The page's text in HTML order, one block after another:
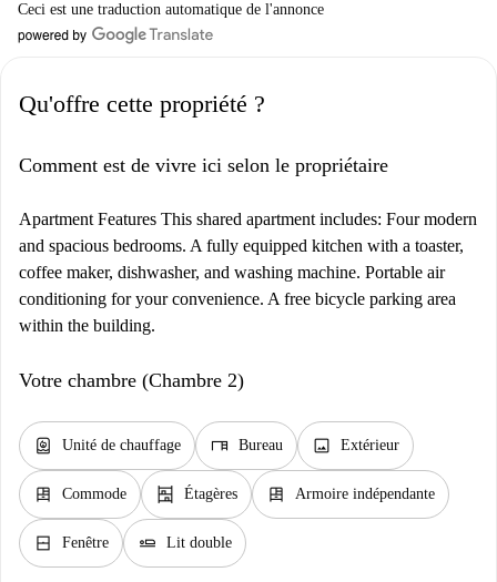
Ceci est une traduction automatique de l'annonce
Qu'offre cette propriété ?
Comment est de vivre ici selon le propriétaire
Apartment Features This shared apartment includes: Four modern
and spacious bedrooms. A fully equipped kitchen with a toaster,
coffee maker, dishwasher, and washing machine. Portable air
conditioning for your convenience. A free bicycle parking area
within the building.
Votre chambre (Chambre 2)
water_heater Unité de chauffage desk Bureau image Extérieur
dresser Commode shelves Étagères dresser Armoire indépendante
window_closed Fenêtre airline_seat_flat Lit double